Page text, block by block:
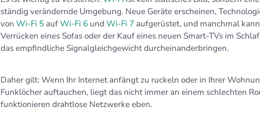
ständig verändernde Umgebung. Neue Geräte erscheinen,
von Wi‑Fi 5aufWi‑Fi 6und Wi‑Fi 7 aufgerüstet, und manchmal
Verrücken eines Sofas oder der Kauf eines neuen Smart‑TVs im
das empfindliche Signalgleichgewicht durcheinanderbringen.
Daher gilt: Wenn Ihr Internet anfängt zu ruckeln oder in Ihrer
Funklöcher auftauchen, liegt das nicht immer an einem schlechten
funktionieren drahtlose Netzwerke eben.